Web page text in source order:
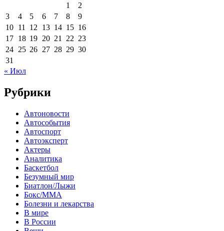
1
2
3
4 5 6 7 8
9
10 11 12 13 14 15 16
17 18 19 20 21 22 23
24 25 26 27 28 29 30
31
« Июл
Рубрики
Автоновости
Автособытия
Автоспорт
Автоэксперт
Актеры
Аналитика
Баскетбол
Безумный мир
Биатлон/Лыжи
Бокс/MMA
Болезни и лекарства
В мире
В России